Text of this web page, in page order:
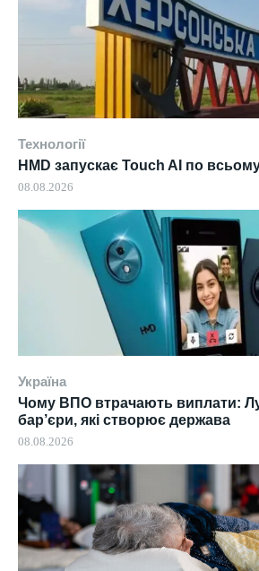
Технології
HMD запускає Touch AI по
08.08.2026
Україна
Чому ВПО втрачають виплати:
бар’єри, які створює держава
08.08.2026